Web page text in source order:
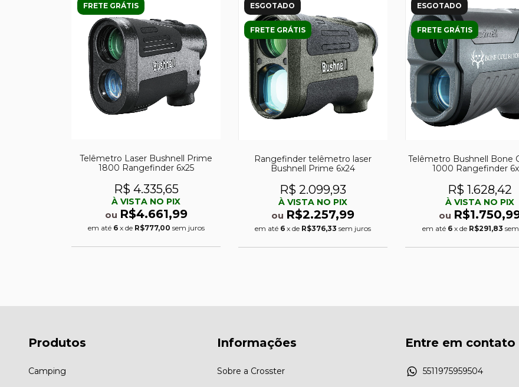
FRETE GRÁTIS
Telêmetro Laser Bushnell Prime
1800 Rangefinder 6x25
R$ 4.335,65
À VISTA NO PIX
ou R$4.661,99
em até 6 x de R$777,00 sem juros
ESGOTADO
FRETE GRÁTIS
Rangefinder telêmetro laser
Bushnell Prime 6x24
R$ 2.099,93
À VISTA NO PIX
ou R$2.257,99
em até 6 x de R$376,33 sem juros
ESGOTADO
FRETE GRÁTIS
Telêmetro Bushnell Bone
1000 Rangefinder
R$ 1.628,42
À VISTA NO PIX
ou
em até 6 x de R$291,83
Produtos
Camping
Informações
Sobre a Crosster
Entre em contato
5511975959504